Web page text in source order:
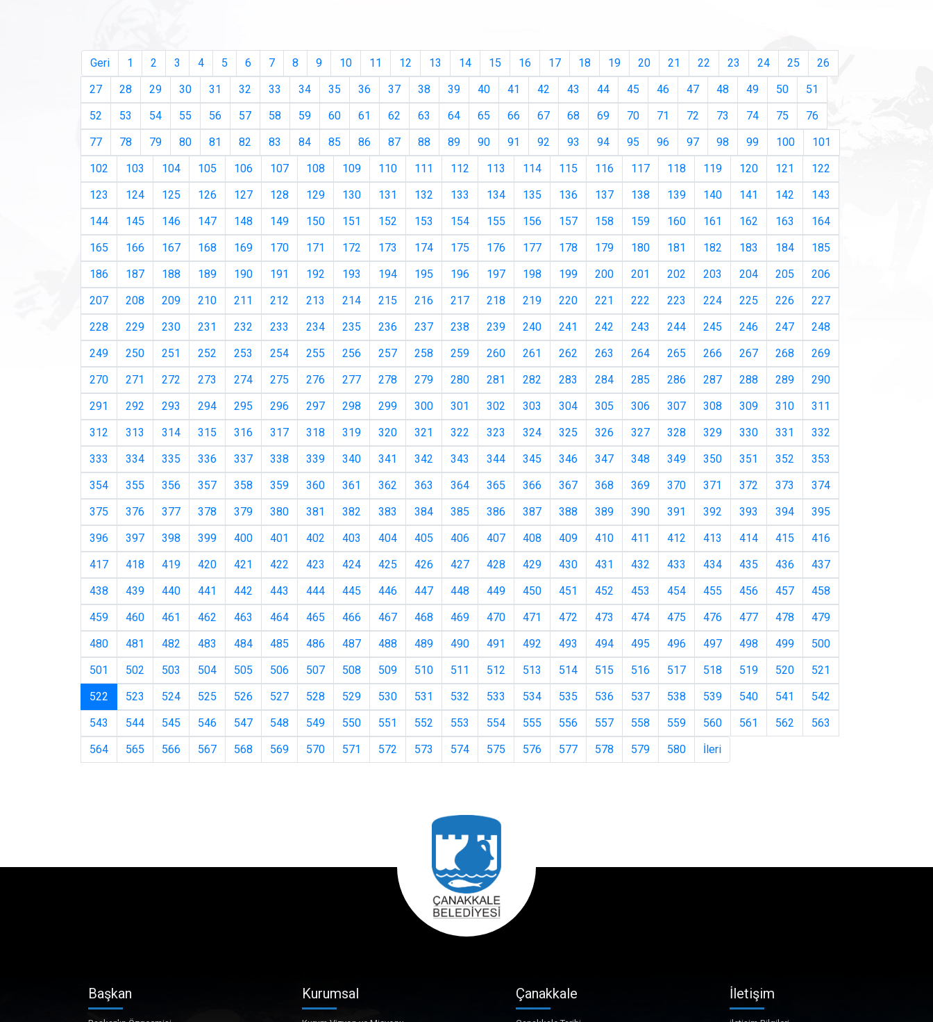
Geri 1 2 3 4 5 6 7 8 9 10 11 12 13 14 15 16 17 18 19 20 21 22 23 24 25
26
27
28 29 30 31 32 33 34 35 36 37 38 39 40 41 42 43 44 45 46 47 48 49 50
51
52
53 54 55 56 57 58 59 60 61 62 63 64 65 66 67 68 69 70 71 72 73 74 75
76
77
78 79 80 81 82 83 84 85 86 87 88 89 90 91 92 93 94 95 96 97 98 99 100
101
102
103 104 105 106 107 108 109 110 111 112 113 114 115 116 117 118 119 120 121
122
123
124 125 126 127 128 129 130 131 132 133 134 135 136 137 138 139 140 141 142
143
144
145 146 147 148 149 150 151 152 153 154 155 156 157 158 159 160 161 162 163
164
165
166 167 168 169 170 171 172 173 174 175 176 177 178 179 180 181 182 183 184
185
186
187 188 189 190 191 192 193 194 195 196 197 198 199 200 201 202 203 204 205
206
207
208 209 210 211 212 213 214 215 216 217 218 219 220 221 222 223 224 225 226
227
228
229 230 231 232 233 234 235 236 237 238 239 240 241 242 243 244 245 246 247
248
249
250 251 252 253 254 255 256 257 258 259 260 261 262 263 264 265 266 267 268
269
270
271 272 273 274 275 276 277 278 279 280 281 282 283 284 285 286 287 288 289
290
291
292 293 294 295 296 297 298 299 300 301 302 303 304 305 306 307 308 309 310
311
312
313 314 315 316 317 318 319 320 321 322 323 324 325 326 327 328 329 330 331
332
333
334 335 336 337 338 339 340 341 342 343 344 345 346 347 348 349 350 351 352
353
354
355 356 357 358 359 360 361 362 363 364 365 366 367 368 369 370 371 372 373
374
375
376 377 378 379 380 381 382 383 384 385 386 387 388 389 390 391 392 393 394
395
396
397 398 399 400 401 402 403 404 405 406 407 408 409 410 411 412 413 414 415
416
417
418 419 420 421 422 423 424 425 426 427 428 429 430 431 432 433 434 435 436
437
438
439 440 441 442 443 444 445 446 447 448 449 450 451 452 453 454 455 456 457
458
459
460 461 462 463 464 465 466 467 468 469 470 471 472 473 474 475 476 477 478
479
480
481 482 483 484 485 486 487 488 489 490 491 492 493 494 495 496 497 498 499
500
501
502 503 504 505 506 507 508 509 510 511 512 513 514 515 516 517 518 519 520
521
522 (current)
523 524 525 526 527 528 529 530 531 532 533 534 535 536 537 538 539 540 541
542
543
544 545 546 547 548 549 550 551 552 553 554 555 556 557 558 559 560 561 562
563
564
565 566 567 568 569 570 571 572 573 574 575 576 577 578 579 580 İleri
Başkan Kurumsal Çanakkale İletişim